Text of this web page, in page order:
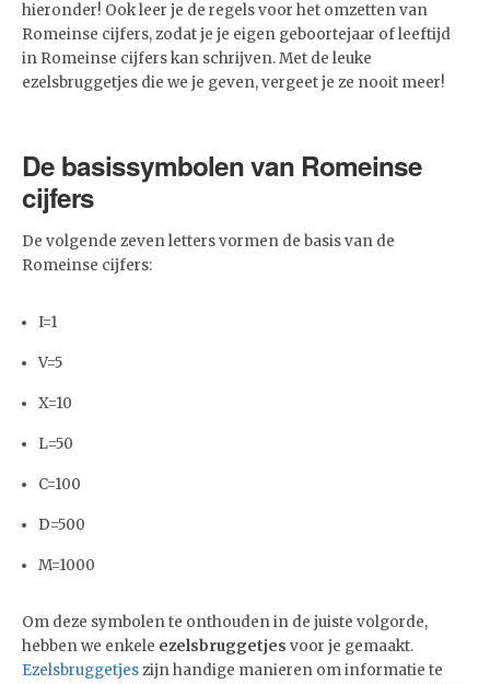
hieronder! Ook leer je de regels voor het omzetten van
Romeinse cijfers, zodat je je eigen geboortejaar of leeftijd
in Romeinse cijfers kan schrijven. Met de leuke
ezelsbruggetjes die we je geven, vergeet je ze nooit meer!
De basissymbolen van Romeinse
cijfers
De volgende zeven letters vormen de basis van de
Romeinse cijfers:
I=1
V=5
X=10
L=50
C=100
D=500
M=1000
Om deze symbolen te onthouden in de juiste volgorde,
hebben we enkele ezelsbruggetjes voor je gemaakt.
Ezelsbruggetjeszijn handige manieren om informatie te